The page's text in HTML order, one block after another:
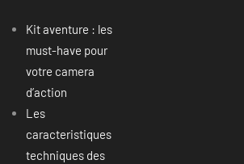
Kit aventure : les
must-have pour
votre camera
d’action
Les
caracteristiques
techniques des